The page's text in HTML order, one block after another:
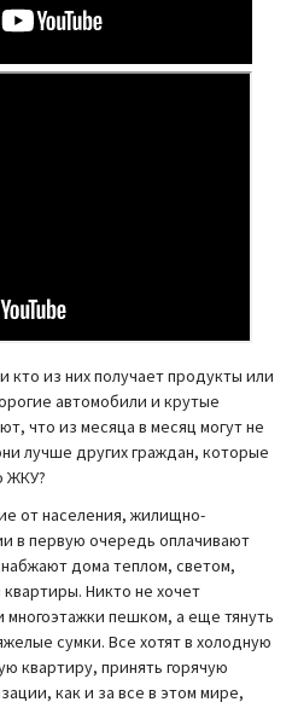
кто из них получает продукты или
автомобили и крутые
что из месяца в месяц могут не
лучше других граждан, которые
ЖКУ?
от населения, жилищно-
в первую очередь оплачивают
дома теплом, светом,
Никто не хочет
многоэтажки пешком, а еще тянуть
сумки. Все хотят в холодную
квартиру, принять горячую
как и за все в этом мире,